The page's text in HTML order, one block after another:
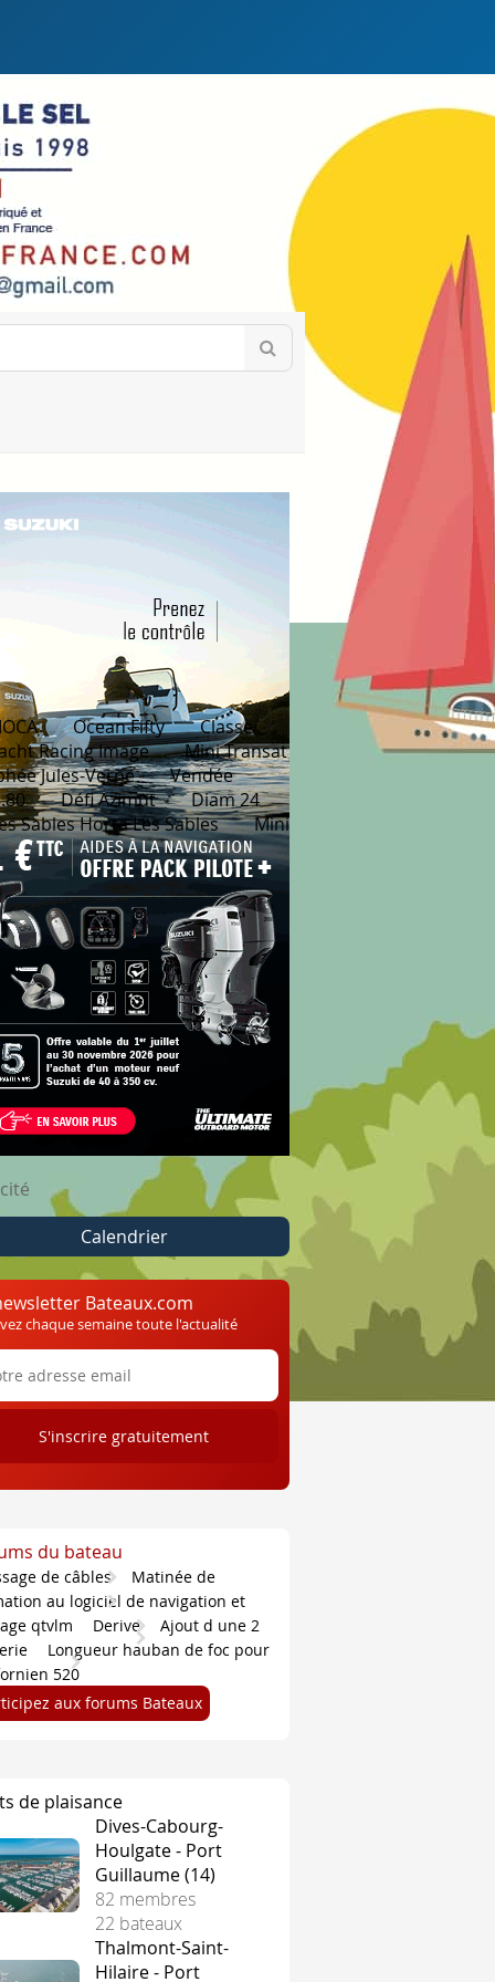
Ocean Fifty
Classe
Racing Image
Mini Transat
Jules-Verne
Vendée
Défi Azimut
Diam 24
Sables Horta Les Sables
Mini
Calendrier
Bateaux.com
chaque semaine toute l'actualité
du bateau
de câbles
Matinée de
au logiciel de navigation et
qtvlm
Derive
Ajout d une 2
Longueur hauban de foc pour
520
aux forums Bateaux
de plaisance
Dives-Cabourg-
Houlgate - Port
Guillaume (14)
82 membres
22 bateaux
Thalmont-Saint-
Hilaire - Port